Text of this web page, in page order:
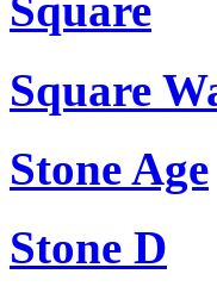
Square
Square
Stone Age
Stone D